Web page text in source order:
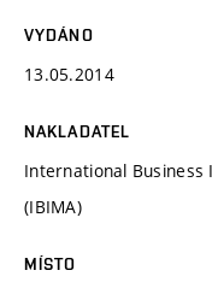
VYDÁNO
13.05.2014
NAKLADATEL
International
(IBIMA)
MÍSTO